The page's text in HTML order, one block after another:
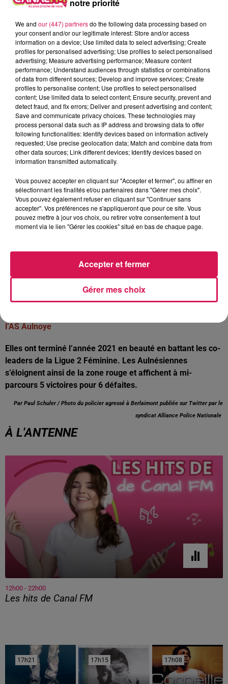
Pour assurer les distributions alimentaires ou les aides
ponctuelles en faveur des plus démunis, l’association
maubeugeoise recherche une dizaine de volontaires et si
possible des jeunes retraités, pour venir renforcer et
surtout soulager les bénévoles en place, dont certains ont
plus de 80 ans. Pour faire un don ou pour proposer vos
services, vous pouvez contacter Saint-Vincent-de-Paul à
Maubeuge au 07 81 96 24 84 !
Hautmont : Stéphane Wilmotte favorable à un
rapprochement avec l’Entente Feignies-Aulnoye
Attention, rien n’est fait à l’heure actuelle, il s’agit « d’une
simple porte ouverte à la discussion et aux négociations
entre les clubs d'Hautmont et d'Aulnoye-Feignies ».
L’objectif est de pouvoir mutualiser les moyens pour créer
Ce projet, qui est porté notamment par le maire d’Aulnoye-
Aymeries, se heurte depuis des années au refus des
licenciés et de certains responsables du club de
l’AS Aulnoye
Elles ont terminé l’année 2021 en beauté en battant les co-
leaders de la Ligue 2 Féminine. Les Aulnésiennes
s’éloignent ainsi de la zone rouge et affichent à mi-
parcours 5 victoires pour 6 défaites.
Par Paul Schuler / Photo du policier agressé à Berlaimont publiée sur Twitter par le
syndicat Alliance Police Nationale
À L'ANTENNE
12h00 - 22h00
Les hits de Canal FM
17h21
17h21 17h15
17h15 17h08
17h08
notre priorité
We and our (447) partnersdo the following data processing based on
your consent and/or our legitimate interest: Store and/or access
information on a device; Use limited data to select advertising; Create
profiles for personalised advertising; Use profiles to select personalised
advertising; Measure advertising performance; Measure content
performance; Understand audiences through statistics or combinations
of data from different sources; Develop and improve services; Create
profiles to personalise content; Use profiles to select personalised
content; Use limited data to select content; Ensure security, prevent and
detect fraud, and fix errors; Deliver and present advertising and content;
Save and communicate privacy choices. These technologies may
process personal data such as IP address and browsing data to offer
following functionalities: Identify devices based on information actively
requested; Use precise geolocation data; Match and combine data from
other data sources; Link different devices; Identify devices based on
information transmitted automatically.
Vous pouvez accepter en cliquant sur "Accepter et fermer", ou affiner en
sélectionnant les finalités et/ou partenaires dans "Gérer mes choix".
Vous pouvez également refuser en cliquant sur "Continuer sans
accepter". Vos préférences ne s'appliqueront que pour ce site. Vous
pouvez mettre à jour vos choix, ou retirer votre consentement à tout
moment via le lien "Gérer les cookies" situé en bas de chaque page.
Gérer mes choix
Accepter et fermer